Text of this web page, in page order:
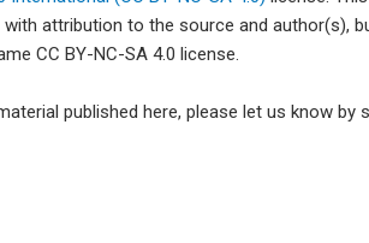
attribution to the source and author(s),
CC BY-NC-SA 4.0 license.
published here, please let us know by